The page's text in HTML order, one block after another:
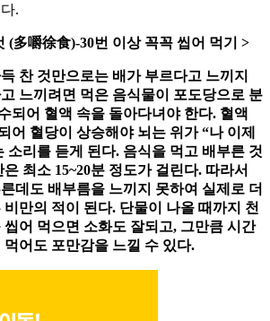
.
(多嚼徐食)-30번 이상 꼭꼭 씹어 먹기 >
찬 것만으로는 배가 부르다고 느끼지
느끼려면 먹은 음식물이 포도당으로 분
되어 혈액 속을 돌아다녀야 한다. 혈액
어 혈당이 상승해야 뇌는 위가 “나 이제
소리를 듣게 된다. 음식을 먹고 배부른 것
최소 15~20분 정도가 걸린다. 따라서
데도 배부름을 느끼지 못하여 실제로 더
만의 적이 된다. 단물이 나올 때까지 천
씹어 먹으면 소화도 잘되고, 그만큼 시간
어도 포만감을 느낄 수 있다.